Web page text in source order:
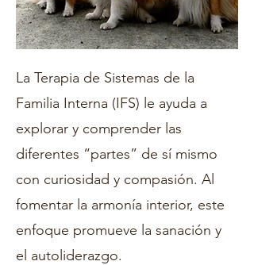
La Terapia de Sistemas de la
Familia Interna (IFS) le ayuda a
explorar y comprender las
diferentes “partes” de sí mismo
con curiosidad y compasión. Al
fomentar la armonía interior, este
enfoque promueve la sanación y
el autoliderazgo.